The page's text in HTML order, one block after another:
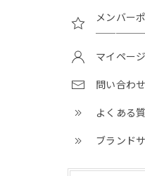
メンバー
─────(
マイページ
問い合わせ
よくある
ブランド